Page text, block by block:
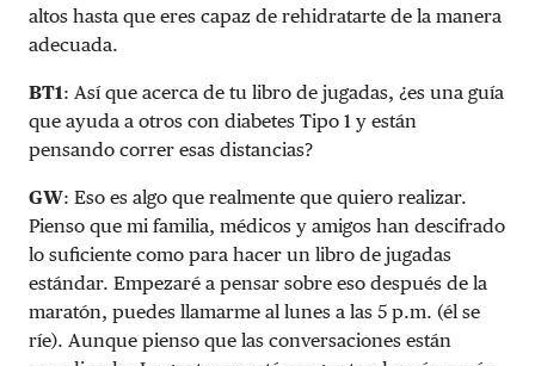
altos hasta que eres capaz de rehidratarte de la manera
adecuada.
BT1: Así que acerca de tu libro de jugadas, ¿es una guía
que ayuda a otros con diabetes Tipo 1 y están
pensando correr esas distancias?
GW: Eso es algo que realmente que quiero realizar.
Pienso que mi familia, médicos y amigos han descifrado
lo suficiente como para hacer un libro de jugadas
estándar. Empezaré a pensar sobre eso después de la
maratón, puedes llamarme al lunes a las 5 p.m. (él se
ríe). Aunque pienso que las conversaciones están